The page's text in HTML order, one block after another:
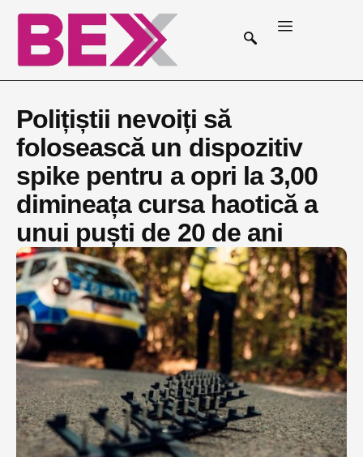
Polițiștii nevoiți să
folosească un dispozitiv
spike pentru a opri la 3,00
dimineața cursa haotică a
unui puști de 20 de ani